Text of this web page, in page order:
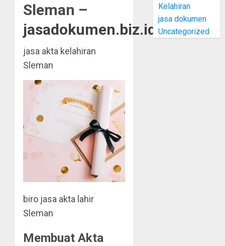
Sleman –
jasadokumen.biz.id
jasa akta kelahiran
Sleman
biro jasa akta lahir
Sleman
Membuat Akta
Kelahiran
jasa dokumen
Uncategorized